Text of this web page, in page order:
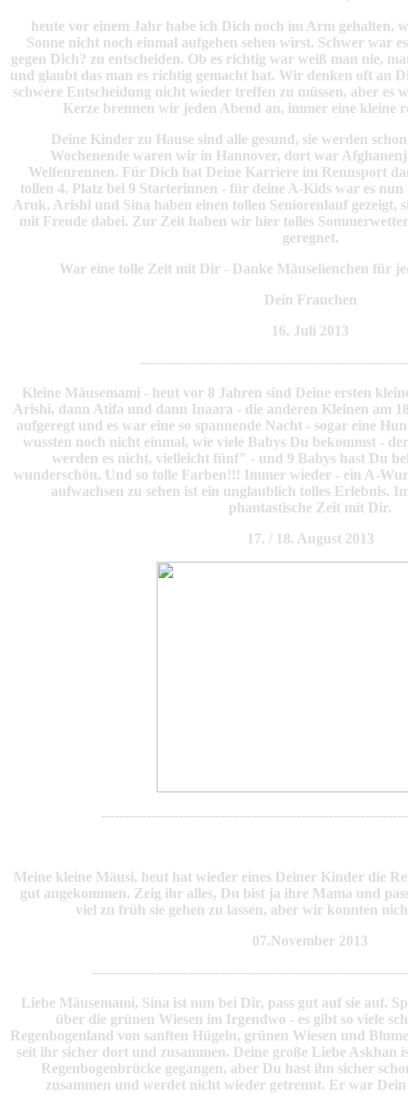
heute vor einem Jahr habe ich Dich noch im Arm gehalten,
Sonne nicht noch einmal aufgehen sehen wirst. Schwer war
gegen Dich? zu entscheiden. Ob es richtig war weiß man nie,
und glaubt das man es richtig gemacht hat. Wir denken oft an
schwere Entscheidung nicht wieder treffen zu müssen, aber es
Kerze brennen wir jeden Abend an, immer eine kleine
Deine Kinder zu Hause sind alle gesund, sie werden
Wochenende waren wir in Hannover, dort war
Welfenrennen. Für Dich hat Deine Karriere im Rennsport
tollen 4. Platz bei 9 Starterinnen - für deine A-Kids war es
Aruk, Arishi und Sina haben einen tollen Seniorenlauf
mit Freude dabei. Zur Zeit haben wir hier tolles
geregnet.
War eine tolle Zeit mit Dir - Danke Mäuselienchen für
Dein Frauchen
16. Juli 2013
Kleine Mäusemami - heut vor 8 Jahren sind Deine ersten
Arishi, dann Atifa und dann Inaara - die anderen Kleinen am
aufgeregt und es war eine so spannende Nacht - sogar eine
wussten noch nicht einmal, wie viele Babys Du bekommst -
werden es nicht, vielleicht fünf" - und 9 Babys hast Du
wunderschön. Und so tolle Farben!!! Immer wieder - ein A-
aufwachsen zu sehen ist ein unglaublich tolles Erlebnis.
phantastische Zeit mit Dir.
17. / 18. August 2013
Meine kleine Mäusi, heut hat wieder eines Deiner Kinder die
gut angekommen. Zeig ihr alles, Du bist ja ihre Mama und
viel zu früh sie gehen zu lassen, aber wir konnten
07.November 2013
Liebe Mäusemami, Sina ist nun bei Dir, pass gut auf sie auf.
über die grünen Wiesen im Irgendwo - es gibt so viele
Regenbogenland von sanften Hügeln, grünen Wiesen und
seit ihr sicher dort und zusammen. Deine große Liebe Askhan
Regenbogenbrücke gegangen, aber Du hast ihn sicher
zusammen und werdet nicht wieder getrennt. Er war